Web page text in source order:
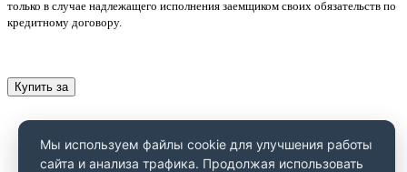
только в случае надлежащего исполнения заемщиком своих обязательств по
кредитному договору.
Купить за
Мы используем файлы cookie для улучшения работы
сайта и анализа трафика. Продолжая использовать